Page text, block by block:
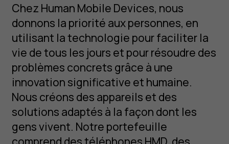
Chez Human Mobile Devices, nous
donnons la priorité aux personnes, en
utilisant la technologie pour faciliter la
vie de tous les jours et pour résoudre des
problèmes concrets grâce à une
innovation significative et humaine.
Nous créons des appareils et des
solutions adaptés à la façon dont les
gens vivent. Notre portefeuille